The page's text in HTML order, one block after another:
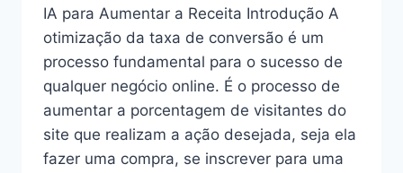
IA para Aumentar a Receita Introdução A
otimização da taxa de conversão é um
processo fundamental para o sucesso de
qualquer negócio online. É o processo de
aumentar a porcentagem de visitantes do
site que realizam a ação desejada, seja ela
fazer uma compra, se inscrever para uma